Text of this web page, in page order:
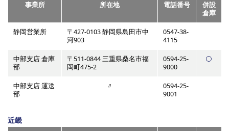
事業所 所在地 電話番号
併設
倉庫
静岡営業所
〒427-0103 静岡県島田市中
河903
0547-38-
4115
中部支店 倉庫
部
〒511-0844 三重県桑名市福
岡町475-2
0594-25-
9000
中部支店 運送
部
〃
0594-25-
9001
近畿